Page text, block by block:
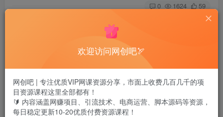
0 1624 59
欢迎访问网创吧🏹
网创吧 | 专注优质VIP网课资源分享，市面上收费几百几千的项
目资源课程这里全部都有！
🔰 内容涵盖网赚项目、引流技术、电商运营、脚本源码等资源，
每日稳定更新10-20优质付费资源课程！